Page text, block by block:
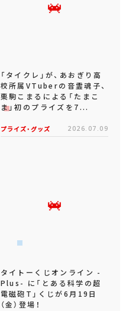
「タイクレ」が、あおぎり高
校所属VTuberの音霊魂子、
栗駒こまるによる「たまこ
ま」初のプライズを7...
プライズ・グッズ 2026.07.09
タイトーくじオンライン -
Plus- に「とある科学の超
電磁砲T」くじが6月19日
（金）登場！